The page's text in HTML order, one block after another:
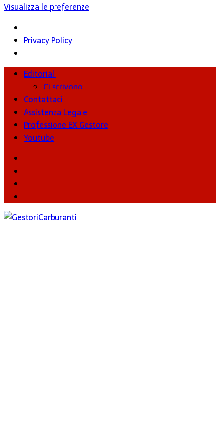
Visualizza le preferenze
Privacy Policy
Editoriali
Ci scrivono
Contattaci
Assistenza Legale
Professione EX Gestore
Youtube